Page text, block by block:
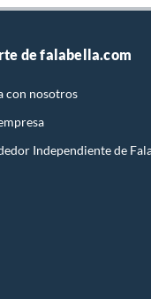
de falabella.com
con nosotros
Independiente de